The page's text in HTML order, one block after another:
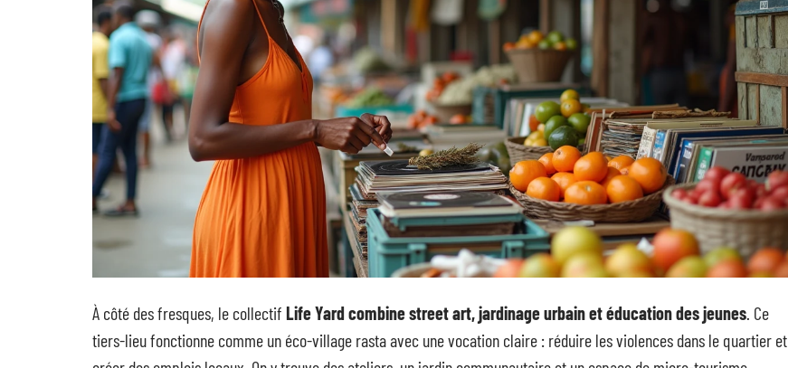
À côté des fresques, le collectif Life Yard combine street art, jardinage urbain et éducation des jeunes. Ce
tiers-lieu fonctionne comme un éco-village rasta avec une vocation claire : réduire les violences dans le quartier et